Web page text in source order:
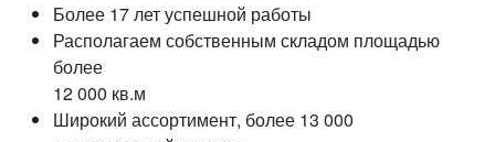
Более 17 лет успешной работы
Располагаем собственным складом площадью
более
12 000 кв.м
Широкий ассортимент, более 13 000